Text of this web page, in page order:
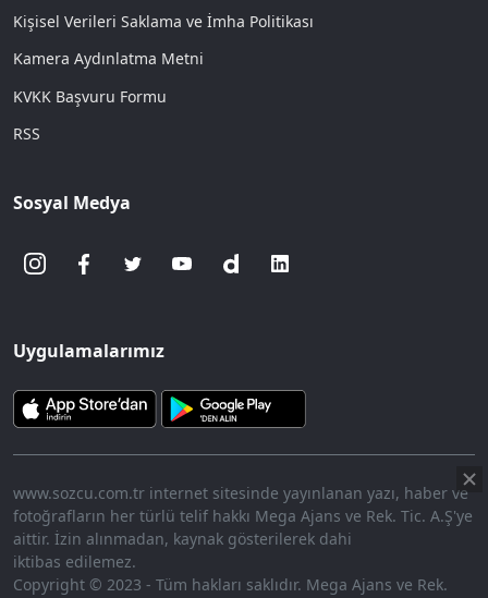
Kişisel Verileri Saklama ve İmha Politikası
Kamera Aydınlatma Metni
KVKK Başvuru Formu
RSS
Sosyal Medya
Uygulamalarımız
www.sozcu.com.tr internet sitesinde yayınlanan yazı, haber ve
fotoğrafların her türlü telif hakkı Mega Ajans ve Rek. Tic. A.Ş'ye
aittir. İzin alınmadan, kaynak gösterilerek dahi
iktibas edilemez.
Copyright © 2023 - Tüm hakları saklıdır. Mega Ajans ve Rek.